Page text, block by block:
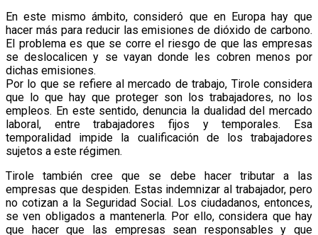
En este mismo ámbito, consideró que en Europa hay que
hacer más para reducir las emisiones de dióxido de carbono.
El problema es que se corre el riesgo de que las empresas
se deslocalicen y se vayan donde les cobren menos por
dichas emisiones.
Por lo que se refiere al mercado de trabajo, Tirole considera
que lo que hay que proteger son los trabajadores, no los
empleos. En este sentido, denuncia la dualidad del mercado
laboral, entre trabajadores fijos y temporales. Esa
temporalidad impide la cualificación de los trabajadores
sujetos a este régimen.
Tirole también cree que se debe hacer tributar a las
empresas que despiden. Estas indemnizar al trabajador, pero
no cotizan a la Seguridad Social. Los ciudadanos, entonces,
se ven obligados a mantenerla. Por ello, considera que hay
que hacer que las empresas sean responsables y que